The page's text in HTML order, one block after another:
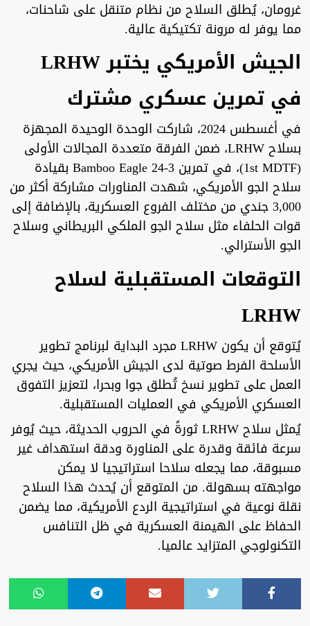
غرومان، يُطلق السلاح من نظام متنقل على شاحنات،
مما يوفر له مرونة تكتيكية عالية.
الجيش الأمريكي يختبر LRHW
في تمرين عسكري مشترك
في أغسطس 2024، شاركت الوحدة الوحيدة المجهزة
بسلاح LRHW، ضمن الفرقة متعددة المجالات الأولى
(1st MDTF)، في تمرين Bamboo Eagle 24-3 بقيادة
سلاح الجو الأمريكي، شهدت المناورات مشاركة أكثر من
3,000 جندي من مختلف الفروع العسكرية، بالإضافة إلى
قوات الحلفاء مثل سلاح الجو الملكي البريطاني وسلاح
الجو الأسترالي.
التوقعات المستقبلية لسلاح
LRHW
يُتوقع أن يكون LRHW مجرد البداية لبرنامج تطوير
الأسلحة الفرط صوتية لدى الجيش الأمريكي، حيث يجري
العمل على تطوير نسخ تُطلق جوا وبحرا، لتعزيز التفوق
العسكري الأمريكي في العمليات المستقبلية.
يُمثل سلاح LRHW ثورةً في الحروب الحديثة، حيث يُوفر
سرعة فائقة وقدرة على المناورة ودقة استهداف غير
مسبوقة، مما يجعله سلاحا استراتيجيا لا يمكن
مواجهته بسهولة. من المتوقع أن يُحدث هذا السلاح
نقلة نوعية في استراتيجية الردع الأمريكية، مما يضمن
الحفاظ على الهيمنة العسكرية في ظل التنافس
التكنولوجي المتزايد عالميا.